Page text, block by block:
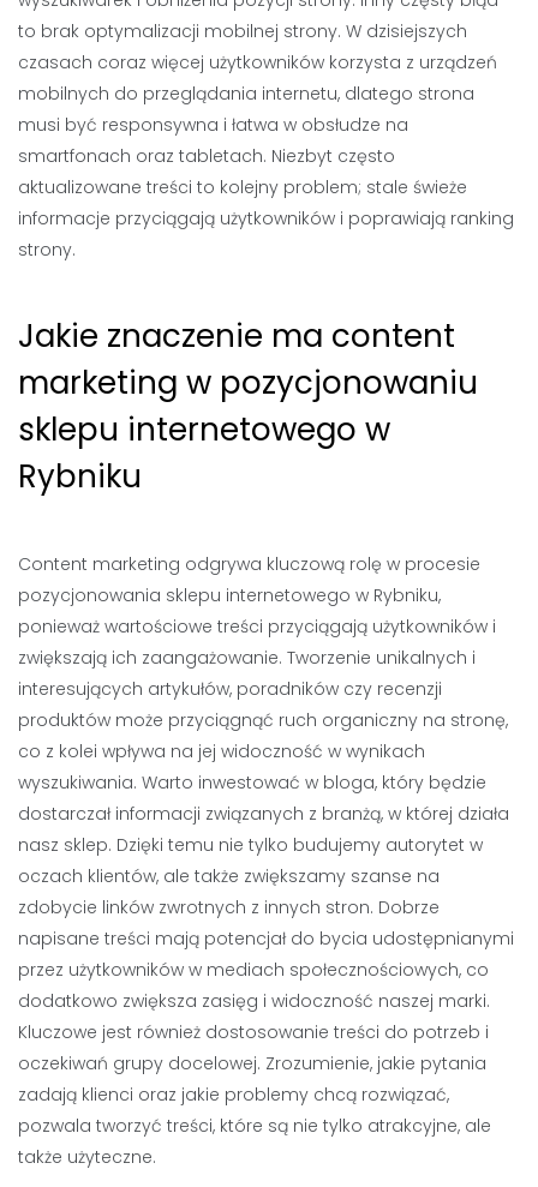
to brak optymalizacji mobilnej strony. W dzisiejszych
czasach coraz więcej użytkowników korzysta z urządzeń
mobilnych do przeglądania internetu, dlatego strona
musi być responsywna i łatwa w obsłudze na
smartfonach oraz tabletach. Niezbyt często
aktualizowane treści to kolejny problem; stale świeże
informacje przyciągają użytkowników i poprawiają ranking
strony.
Jakie znaczenie ma content
marketing w pozycjonowaniu
sklepu internetowego w
Rybniku
Content marketing odgrywa kluczową rolę w procesie
pozycjonowania sklepu internetowego w Rybniku,
ponieważ wartościowe treści przyciągają użytkowników i
zwiększają ich zaangażowanie. Tworzenie unikalnych i
interesujących artykułów, poradników czy recenzji
produktów może przyciągnąć ruch organiczny na stronę,
co z kolei wpływa na jej widoczność w wynikach
wyszukiwania. Warto inwestować w bloga, który będzie
dostarczał informacji związanych z branżą, w której działa
nasz sklep. Dzięki temu nie tylko budujemy autorytet w
oczach klientów, ale także zwiększamy szanse na
zdobycie linków zwrotnych z innych stron. Dobrze
napisane treści mają potencjał do bycia udostępnianymi
przez użytkowników w mediach społecznościowych, co
dodatkowo zwiększa zasięg i widoczność naszej marki.
Kluczowe jest również dostosowanie treści do potrzeb i
oczekiwań grupy docelowej. Zrozumienie, jakie pytania
zadają klienci oraz jakie problemy chcą rozwiązać,
pozwala tworzyć treści, które są nie tylko atrakcyjne, ale
także użyteczne.